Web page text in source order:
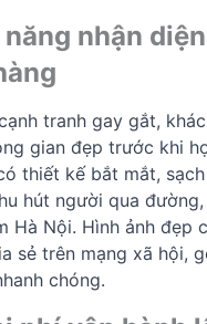
năng nhận
tranh gay gắt,
gian đẹp trước khi
thiết kế bắt mắt,
hút người qua
Hà Nội. Hình ảnh đẹp
sẻ trên mạng xã hội,
chóng.